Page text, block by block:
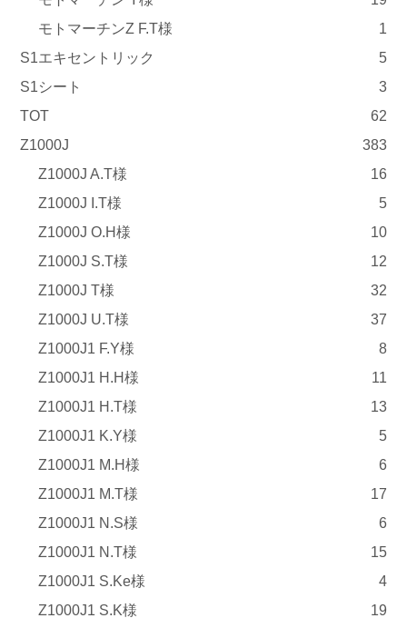
モトマーチンZ F.T様
1
S1エキセントリック
5
S1シート
3
TOT
62
Z1000J
383
Z1000J A.T様
16
Z1000J I.T様
5
Z1000J O.H様
10
Z1000J S.T様
12
Z1000J T様
32
Z1000J U.T様
37
Z1000J1 F.Y様
8
Z1000J1 H.H様
11
Z1000J1 H.T様
13
Z1000J1 K.Y様
5
Z1000J1 M.H様
6
Z1000J1 M.T様
17
Z1000J1 N.S様
6
Z1000J1 N.T様
15
Z1000J1 S.Ke様
4
Z1000J1 S.K様
19